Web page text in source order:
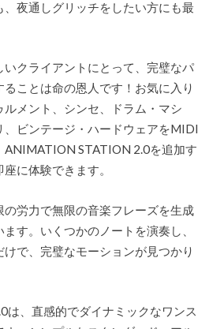
、夜通しグリッチをしたい方にも最
いクライアントにとって、完璧なパ
ことは命の恩人です！お気に入り
メント、シンセ、ドラム・マシ
、ビンテージ・ハードウェアをMIDI
ANIMATION STATION 2.0を追加す
に体験できます。
の労力で無限の音楽フレーズを生成
す。いくつかのノートを演奏し、
で、完璧なモーションが見つかり
、直感的でダイナミックなワンス